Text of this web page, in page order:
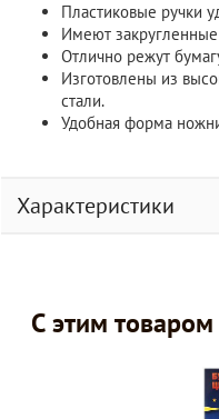
Пластиковые ручки
Имеют
Отлично режут
Изготовлены из
стали.
Удобная форма
Характеристики
С этим